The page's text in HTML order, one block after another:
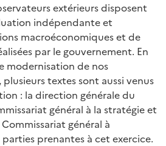
extérieurs disposent
indépendante et
macroéconomiques et de
par le gouvernement. En
modernisation de nos
textes sont aussi venus
: la direction générale du
général à la stratégie et
général à
prenantes à cet exercice.